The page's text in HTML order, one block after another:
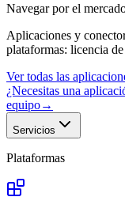
Navegar por el
Aplicaciones y
plataformas: licencia
Ver todas las
¿Necesitas una
equipo→
Servicios
Plataformas